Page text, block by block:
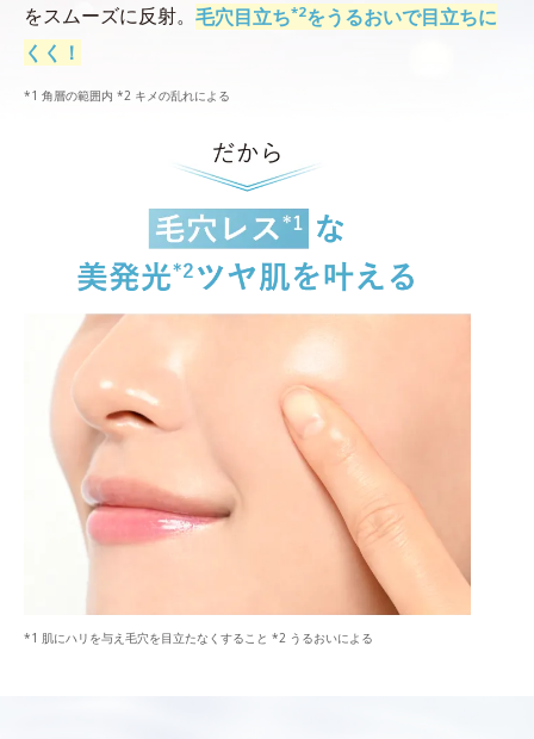
をスムーズに反射。 毛穴目立ち*2をうるおいで目立ちに
くく！
*1 角層の範囲内 *2 キメの乱れによる
*1 肌にハリを与え毛穴を目立たなくすること *2 うるおいによる